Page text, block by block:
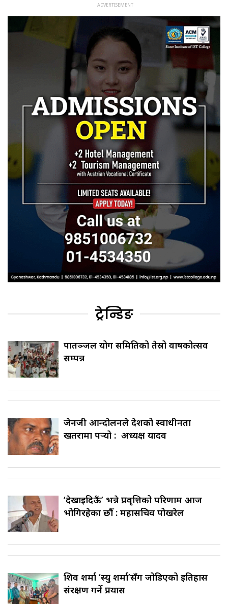
ट्रेन्डिङ
पातञ्जल योग समितिको तेस्रो वार्षिकोत्सव
सम्पन्न
जेनजी आन्दोलनले देशको स्वाधीनता
खतरामा पर्‍यो : अध्यक्ष यादव
‘देखाइदिऊँ’ भन्ने प्रवृत्तिको परिणाम आज
भोगिरहेका छौँ : महासचिव पोखरेल
शिव शर्मा ‘स्यु शर्मा’सँग जोडिएको इतिहास
संरक्षण गर्ने प्रयास